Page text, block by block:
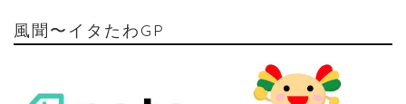
風聞〜イタたわGP